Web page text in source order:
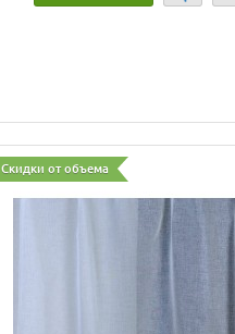
Скидки от объема